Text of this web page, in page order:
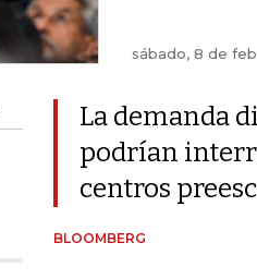
sábado, 8 de
La demanda
podrían
centros
BLOOMBERG